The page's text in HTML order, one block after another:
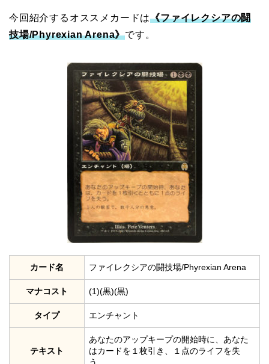
今回紹介するオススメカードは《ファイレクシアの闘
技場/Phyrexian Arena》です。
カード名 ファイレクシアの闘技場/Phyrexian Arena
マナコスト (1)(黒)(黒)
タイプ エンチャント
テキスト
あなたのアップキープの開始時に、あなた
はカードを１枚引き、１点のライフを失
う。